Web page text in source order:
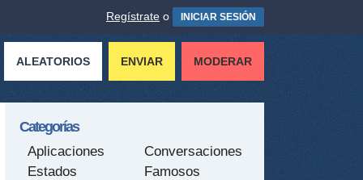
Regístrate o INICIAR SESIÓN
ALEATORIOS ENVIAR MODERAR
Categorías
Aplicaciones
Conversaciones
Estados
Famosos